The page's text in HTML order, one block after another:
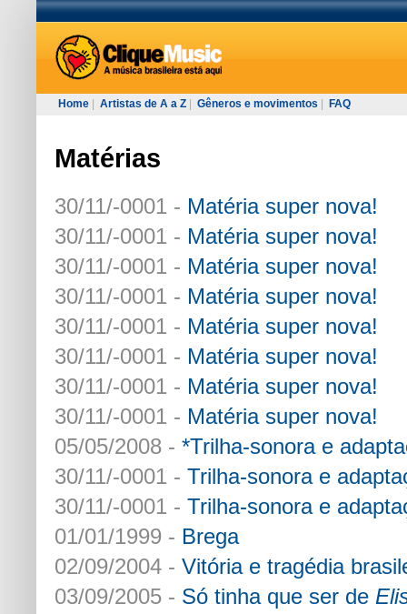
Home Artistas de A a Z Gêneros e movimentos FAQ
Matérias
30/11/-0001 - Matéria super nova!
30/11/-0001 - Matéria super nova!
30/11/-0001 - Matéria super nova!
30/11/-0001 - Matéria super nova!
30/11/-0001 - Matéria super nova!
30/11/-0001 - Matéria super nova!
30/11/-0001 - Matéria super nova!
30/11/-0001 - Matéria super nova!
05/05/2008 - *Trilha-sonora e
30/11/-0001 - Trilha-sonora e
30/11/-0001 - Trilha-sonora e
01/01/1999 - Brega
02/09/2004 - Vitória e tragédia
03/09/2005 - Só tinha que ser de